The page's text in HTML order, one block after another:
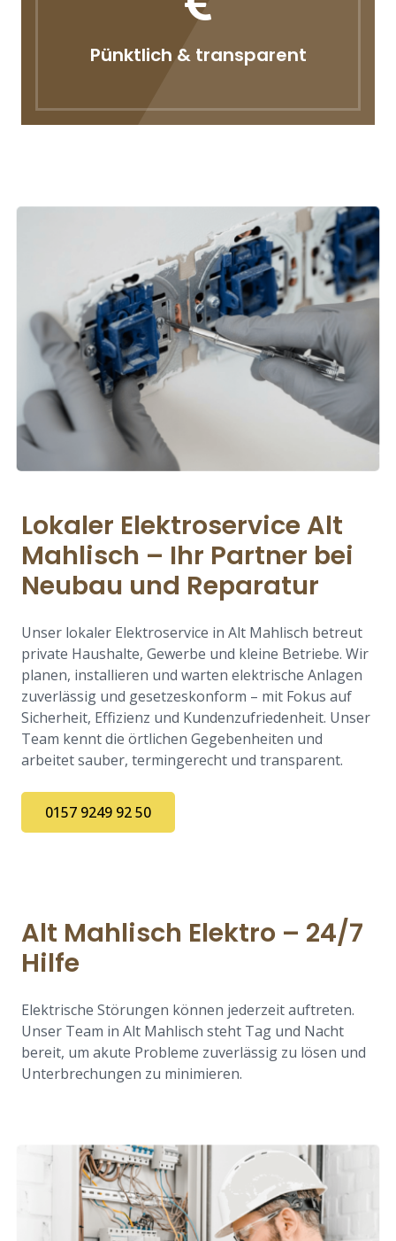
Pünktlich & transparent
Lokaler Elektroservice Alt
Mahlisch – Ihr Partner bei
Neubau und Reparatur
Unser lokaler Elektroservice in Alt Mahlisch betreut
private Haushalte, Gewerbe und kleine Betriebe. Wir
planen, installieren und warten elektrische Anlagen
zuverlässig und gesetzeskonform – mit Fokus auf
Sicherheit, Effizienz und Kundenzufriedenheit. Unser
Team kennt die örtlichen Gegebenheiten und
arbeitet sauber, termingerecht und transparent.
0157 9249 92 50
Alt Mahlisch Elektro – 24/7
Hilfe
Elektrische Störungen können jederzeit auftreten.
Unser Team in Alt Mahlisch steht Tag und Nacht
bereit, um akute Probleme zuverlässig zu lösen und
Unterbrechungen zu minimieren.